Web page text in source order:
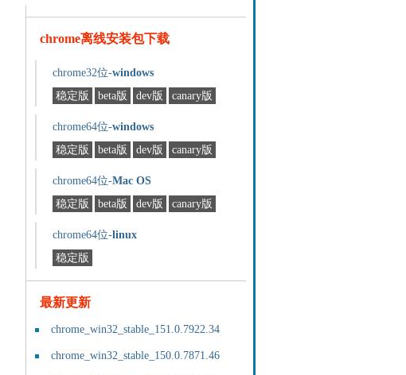
chrome离线安装包下载
chrome32位-windows
稳定版
beta版 dev版 canary版
chrome64位-windows
稳定版
beta版 dev版 canary版
chrome64位-Mac OS
稳定版
beta版 dev版 canary版
chrome64位-linux
稳定版
最新更新
chrome_win32_stable_151.0.7922.34
chrome_win32_stable_150.0.7871.46